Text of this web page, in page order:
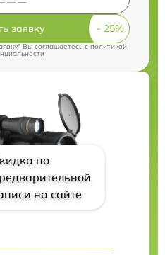
заявку
Вы соглашаетесь cполитикой
по
на сайте